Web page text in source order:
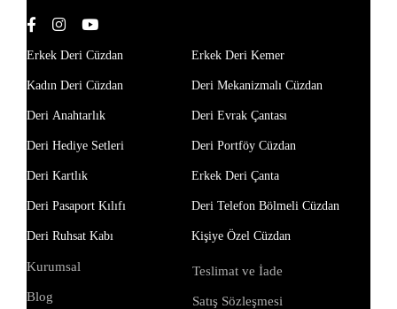
Erkek Deri Cüzdan
Kadın Deri Cüzdan
Deri Anahtarlık
Deri Hediye Setleri
Deri Kartlık
Deri Pasaport Kılıfı
Deri Ruhsat Kabı
Erkek Deri Kemer
Deri Mekanizmalı Cüzdan
Deri Evrak Çantası
Deri Portföy Cüzdan
Erkek Deri Çanta
Deri Telefon Bölmeli Cüzdan
Kişiye Özel Cüzdan
Kurumsal
Blog
Teslimat ve İade
Satış Sözleşmesi